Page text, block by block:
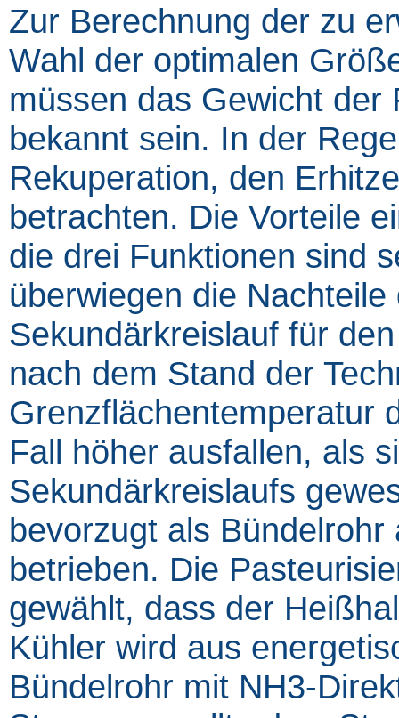
Zur Berechnung der zu
Wahl der optimalen
müssen das Gewicht der
bekannt sein. In der
Rekuperation, den
betrachten. Die Vorteile
die drei Funktionen sind
überwiegen die
Sekundärkreislauf für
nach dem Stand der
Grenzflächentemperatur
Fall höher ausfallen, als
Sekundärkreislaufs
bevorzugt als
betrieben. Die
gewählt, dass der
Kühler wird aus
Bündelrohr mit NH3-